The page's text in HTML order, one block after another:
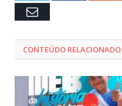
Email
CONTEÚDO RELACIONADO